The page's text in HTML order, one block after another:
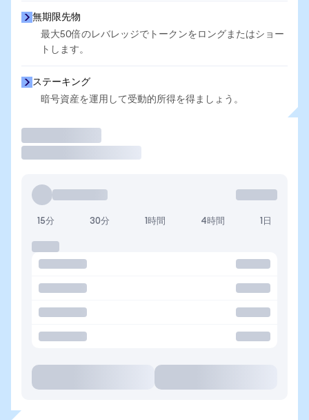
無期限先物
最大50倍のレバレッジでトークンをロングまたはショー
トします。
ステーキング
暗号資産を運用して受動的所得を得ましょう。
15分 30分 1時間 4時間 1日